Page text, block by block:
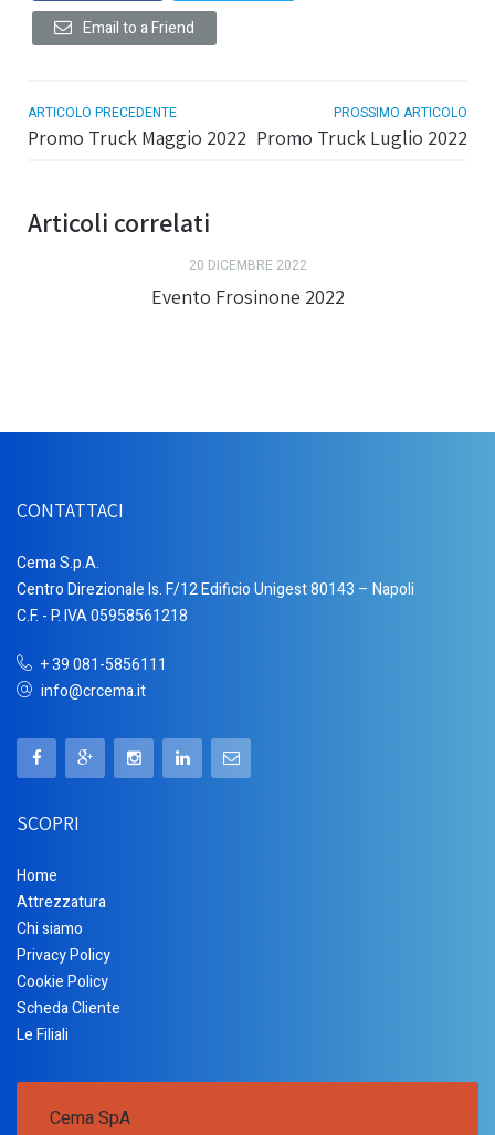
Email to a Friend
ARTICOLO PRECEDENTE
Promo Truck Maggio 2022
PROSSIMO ARTICOLO
Promo Truck Luglio 2022
Articoli correlati
20 DICEMBRE 2022
Evento Frosinone 2022
CONTATTACI
Cema S.p.A.
Centro Direzionale Is. F/12 Edificio Unigest 80143 – Napoli
C.F. - P. IVA 05958561218
+ 39 081-5856111
info@crcema.it
SCOPRI
Home
Attrezzatura
Chi siamo
Privacy Policy
Cookie Policy
Scheda Cliente
Le Filiali
Cema SpA